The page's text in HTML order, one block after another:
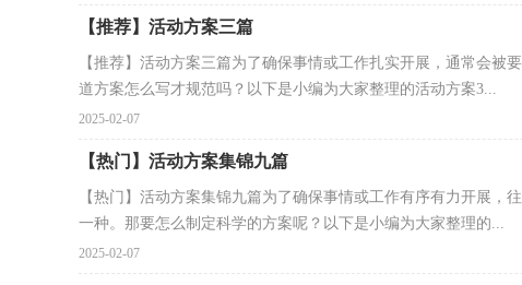
【推荐】活动方案三篇
【推荐】活动方案三篇为了确保事情或工作扎实开展，通常会
道方案怎么写才规范吗？以下是小编为大家整理的活动方案3...
2025-02-07
【热门】活动方案集锦九篇
【热门】活动方案集锦九篇为了确保事情或工作有序有力开展
一种。那要怎么制定科学的方案呢？以下是小编为大家整理的...
2025-02-07